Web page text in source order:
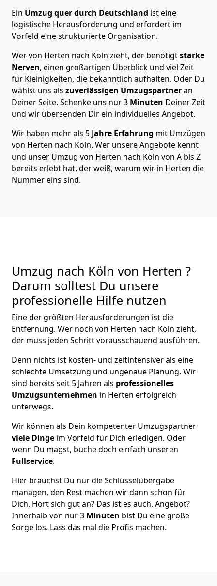
Ein Umzug quer durch Deutschland ist eine
logistische Herausforderung und erfordert im
Vorfeld eine strukturierte Organisation.
Wer von Herten nach Köln zieht, der benötigtstarke
Nerven, einen großartigen Überblick und viel Zeit
für Kleinigkeiten, die bekanntlich aufhalten. Oder Du
wählst uns als zuverlässigen Umzugspartneran
Deiner Seite. Schenke uns nur3 Minuten Deiner Zeit
und wir übersenden Dir ein individuelles Angebot.
Wir haben mehr als 5 Jahre Erfahrung mit Umzügen
von Herten nach Köln. Wer unsere Angebote kennt
und unser Umzug von Herten nach Köln von A bis Z
bereits erlebt hat, der weiß, warum wir in Herten die
Nummer eins sind.
Umzug nach Köln von Herten ?
Darum solltest Du unsere
professionelle Hilfe nutzen
Eine der größten Herausforderungen ist die
Entfernung. Wer noch von Herten nach Köln zieht,
der muss jeden Schritt vorausschauend ausführen.
Denn nichts ist kosten- und zeitintensiver als eine
schlechte Umsetzung und ungenaue Planung. Wir
sind bereits seit 5 Jahren als professionelles
Umzugsunternehmen in Herten erfolgreich
unterwegs.
Wir können als Dein kompetenter Umzugspartner
viele Dinge im Vorfeld für Dich erledigen. Oder
wenn Du magst, buche doch einfach unseren
Fullservice.
Hier brauchst Du nur die Schlüsselübergabe
managen, den Rest machen wir dann schon für
Dich. Hört sich gut an? Das ist es auch. Angebot?
Innerhalb von nur 3 Minuten bist Du eine große
Sorge los. Lass das mal die Profis machen.